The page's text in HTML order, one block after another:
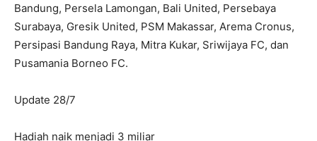
Bandung, Persela Lamongan, Bali United, Persebaya
Surabaya, Gresik United, PSM Makassar, Arema Cronus,
Persipasi Bandung Raya, Mitra Kukar, Sriwijaya FC, dan
Pusamania Borneo FC.
Update 28/7
Hadiah naik menjadi 3 miliar